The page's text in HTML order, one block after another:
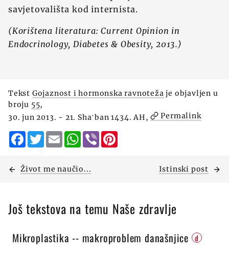
savjetovališta kod internista.
(Korištena literatura: Current Opinion in
Endocrinology, Diabetes & Obesity, 2013.)
Tekst Gojaznost i hormonska ravnoteža je objavljen u
broju 55,
30. jun 2013. - 21. Shaʻban 1434. AH,
Permalink
Facebook
TwitterEmailWhatsApp
Viber
Život me naučio... Istinski post
Još tekstova na temu Naše zdravlje
Mikroplastika -- makroproblem današnjice d